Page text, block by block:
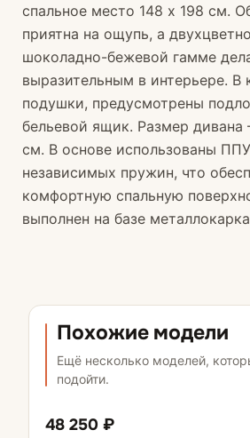
спальное место 148 х 198 см.
приятна на ощупь, а
шоколадно-бежевой гамме
выразительным в интерьере. В
подушки, предусмотрены
бельевой ящик. Размер
см. В основе использованы
независимых пружин, что
комфортную спальную
выполнен на базе
Похожие модели
Ещё несколько моделей,
подойти.
48 250 ₽